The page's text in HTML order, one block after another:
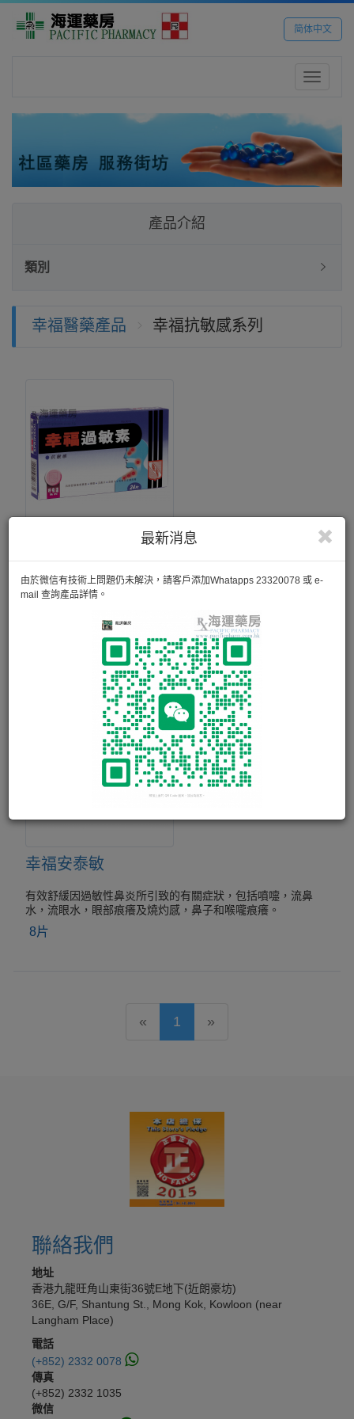
简体中文
Toggle
最新消息
由於微信有技術上問題仍未解決，請客戶添加Whatapps 23320078 或 e-
mail 查詢產品詳情。
產品介紹
類別
幸福醫藥產品 幸福抗敏感系列
有效迅速消除各種因空氣污染或塵埃蟎所引起的過敏症狀，包
括鼻塞、打噴嚏、流鼻水、流眼水、眼部及皮膚痕癢。 適用
幸福安泰敏
有效舒緩因過敏性鼻炎所引致的有關症狀，包括噴嚏，流鼻
水，流眼水，眼部痕癢及燒灼感，鼻子和喉嚨痕癢。
8片
« 1 »
聯絡我們
地址
香港九龍旺角山東街36號E地下(近朗豪坊)
36E, G/F, Shantung St., Mong Kok, Kowloon (near
Langham Place)
電話
(+852) 2332 0078
傳真
(+852) 2332 1035
微信